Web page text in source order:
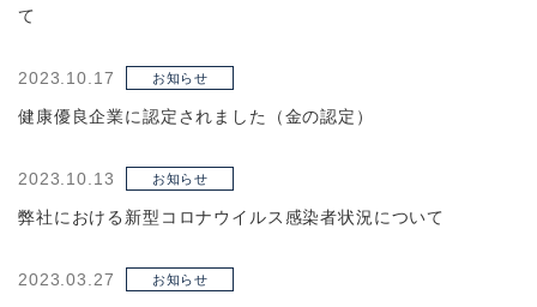
て
2023.10.17 お知らせ
健康優良企業に認定されました（金の認定）
2023.10.13 お知らせ
弊社における新型コロナウイルス感染者状況について
2023.03.27 お知らせ